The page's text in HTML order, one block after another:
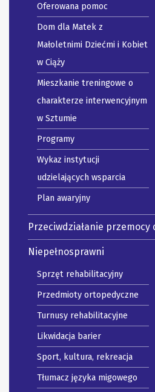
Oferowana pomoc
Dom dla Matek z
Małoletnimi Dziećmi i Kobiet
w Ciąży
Mieszkanie treningowe o
charakterze interwencyjnym
w Sztumie
Programy
Wykaz instytucji
udzielających wsparcia
Plan awaryjny
Przeciwdziałanie przemocy
Niepełnosprawni
Sprzęt rehabilitacyjny
Przedmioty ortopedyczne
Turnusy rehabilitacyjne
Likwidacja barier
Sport, kultura, rekreacja
Tłumacz języka migowego